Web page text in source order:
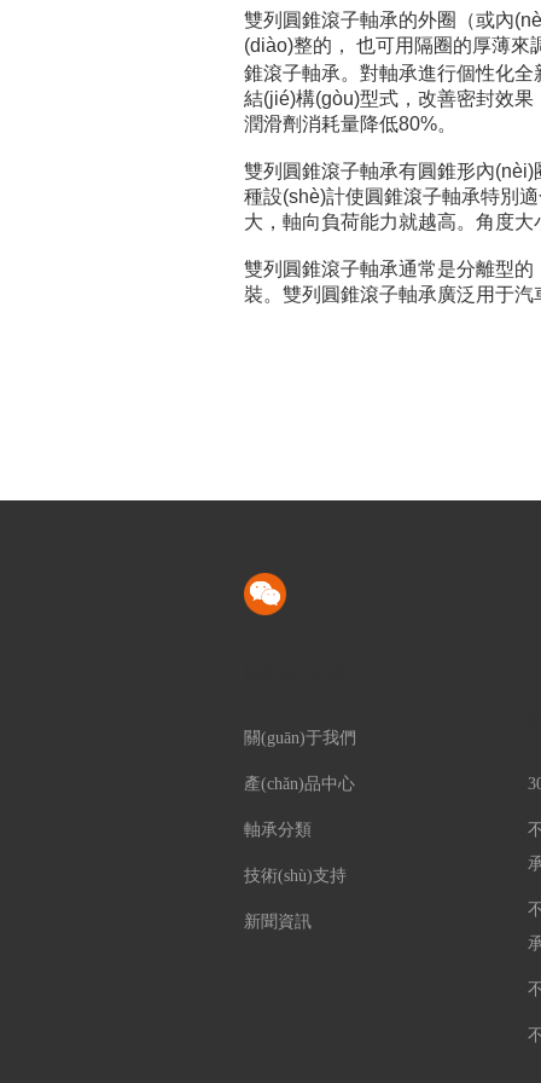
雙列圓錐滾子軸承的外圈（或內
(diào)整的， 也可用隔圈的厚薄
錐滾子軸承。對軸承進行個性
結(jié)構(gòu)型式，改善密封效果
潤滑劑消耗量降低80%。
雙列圓錐滾子軸承有圓錐形內(nèi)
種設(shè)計使圓錐滾子軸承特別
大，軸向負荷能力就越高。角度
雙列圓錐滾子軸承通常是分離型的
裝。雙列圓錐滾子軸承廣泛用于
關(guān)于我們
產(chǎn)品中心
軸承分類
技術(shù)支持
新聞資訊